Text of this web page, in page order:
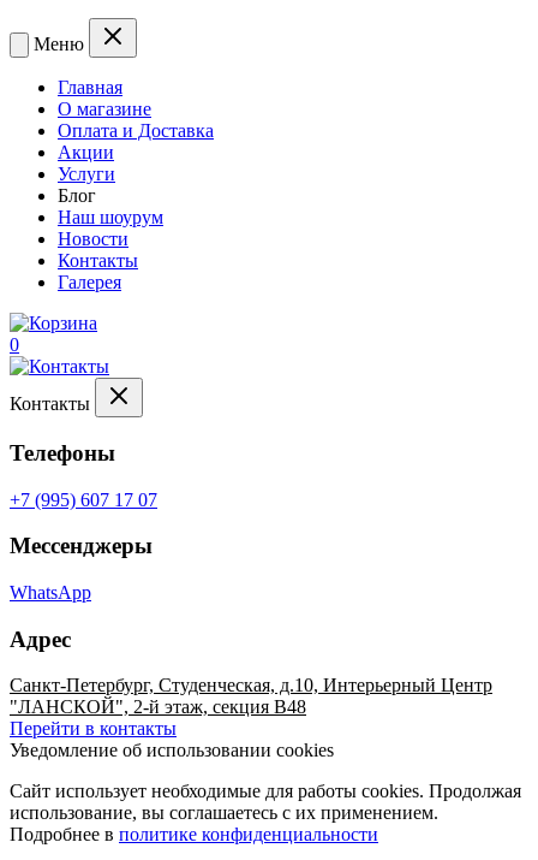
Меню
Главная
О магазине
Оплата и Доставка
Акции
Услуги
Блог
Наш шоурум
Новости
Контакты
Галерея
0
Контакты
Телефоны
+7 (995) 607 17 07
Мессенджеры
WhatsApp
Адрес
Санкт-Петербург, Студенческая, д.10, Интерьерный Центр
"ЛАНСКОЙ", 2-й этаж, секция В48
Перейти в контакты
Уведомление об использовании cookies
Сайт использует необходимые для работы cookies. Продолжая
использование, вы соглашаетесь с их применением.
Подробнее в политике конфиденциальности